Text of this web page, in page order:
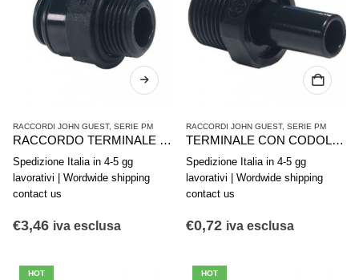
RACCORDI JOHN GUEST, SERIE PM
RACCORDO TERMINALE DIRITTO JG-PM011513E 15-3/8″
Spedizione Italia in 4-5 gg
lavorativi | Wordwide shipping
contact us
€3,46 iva esclusa
RACCORDI JOHN GUEST, SERIE PM
TERMINALE CON CODOLO JG-PM050611E 6×1/8″
Spedizione Italia in 4-5 gg
lavorativi | Wordwide shipping
contact us
€0,72 iva esclusa
HOT HOT